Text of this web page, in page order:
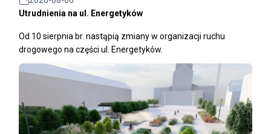
Utrudnienia na ul. Energetyków
Od 10 sierpnia br. nastąpią zmiany w organizacji ruchu
drogowego na części ul. Energetyków.